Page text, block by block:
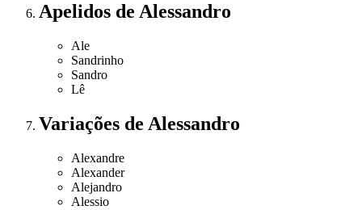
Apelidos de Alessandro
Ale
Sandrinho
Sandro
Lê
Variações de Alessandro
Alexandre
Alexander
Alejandro
Alessio